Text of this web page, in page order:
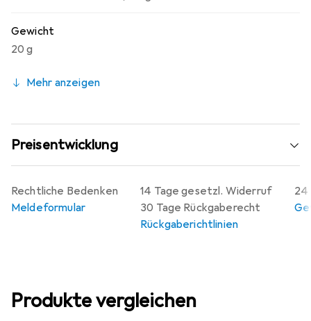
Gewicht
20 g
Mehr anzeigen
Preisentwicklung
14 Tage gesetzl. Widerruf
30 Tage Rückgaberecht
Rückgaberichtlinien
24
Rechtliche Bedenken
Meldeformular
Produkte vergleichen